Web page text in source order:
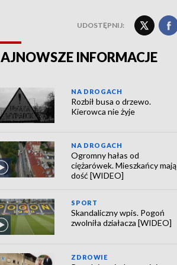
UDOSTĘPNIJ:
INFORMACJE
NA DROGACH
Rozbił busa o drzewo.
Kierowca nie żyje
NA DROGACH
Ogromny hałas od
ciężarówek. Mieszkańcy mają
dość [WIDEO]
SPORT
Skandaliczny wpis. Pogoń
zwolniła działacza [WIDEO]
ZDROWIE